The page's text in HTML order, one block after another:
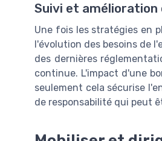
Suivi et amélioration
Une fois les stratégies en
l'évolution des besoins de
des dernières
continue. L'impact d'une
seulement cela sécurise
de responsabilité qui peut